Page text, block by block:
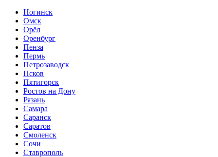
Ногинск
Омск
Орёл
Оренбург
Пенза
Пермь
Петрозаводск
Псков
Пятигорск
Ростов на Дону
Рязань
Самара
Саранск
Саратов
Смоленск
Сочи
Ставрополь